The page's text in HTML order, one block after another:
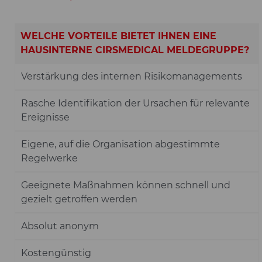
WELCHE VORTEILE BIETET IHNEN EINE
HAUSINTERNE CIRSMEDICAL MELDEGRUPPE?
Verstärkung des internen Risikomanagements
Rasche Identifikation der Ursachen für relevante
Ereignisse
Eigene, auf die Organisation abgestimmte
Regelwerke
Geeignete Maßnahmen können schnell und
gezielt getroffen werden
Absolut anonym
Kostengünstig